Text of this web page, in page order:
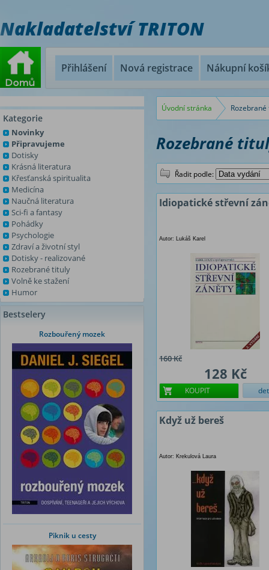
Nakladatelství TRITON
Přihlášení Nová registrace Nákupní
Kategorie
Novinky
Připravujeme
Dotisky
Krásná literatura
Křesťanská spiritualita
Medicína
Naučná literatura
Sci-fi a fantasy
Pohádky
Psychologie
Zdraví a životní styl
Dotisky - realizované
Rozebrané tituly
Volně ke stažení
Humor
Bestselery
Rozbouřený mozek
Piknik u cesty
Úvodní stránka
Rozebrané
Řadit podle:
Idiopatické střevní
Autor: Lukáš Karel
160 Kč
128 Kč
KOUPIT
Když už bereš
Autor: Krekulová Laura